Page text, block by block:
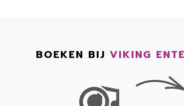
BOEKEN BIJ VIKING